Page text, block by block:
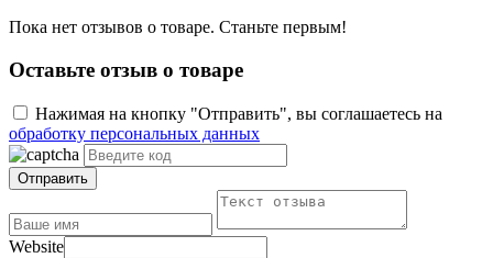
Пока нет отзывов о товаре. Станьте первым!
Оставьте отзыв о товаре
Нажимая на кнопку "Отправить", вы соглашаетесь на
обработку персональных данных
Отправить
Website